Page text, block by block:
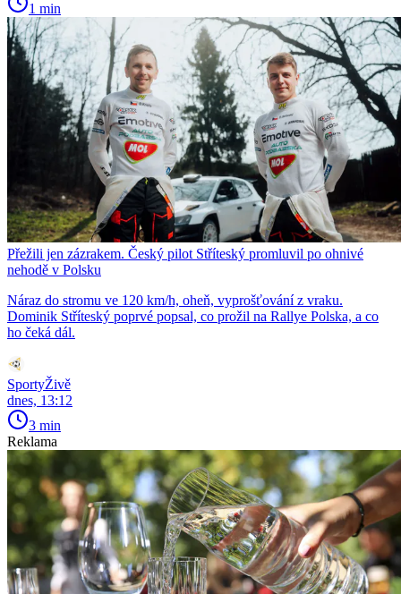
1 min
Přežili jen zázrakem. Český pilot Stříteský promluvil po ohnivé
nehodě v Polsku
Náraz do stromu ve 120 km/h, oheň, vyprošťování z vraku.
Dominik Stříteský poprvé popsal, co prožil na Rallye Polska, a co
ho čeká dál.
SportyŽivě
dnes, 13:12
3 min
Reklama